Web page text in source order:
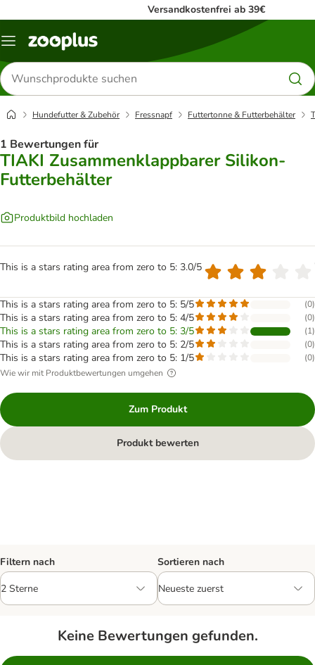
Versandkostenfrei ab 39€
Menü
Produkte
suchen
Hundefutter & Zubehör Fressnapf Futtertonne & Futterbehälter
1 Bewertungen für
TIAKI Zusammenklappbarer Silikon-
Futterbehälter
Produktbild hochladen
This is a stars rating area from zero to 5: 3.0/5
This is a stars rating area from zero to 5: 5/5 (0)
This is a stars rating area from zero to 5: 4/5 (0)
This is a stars rating area from zero to 5: 3/5 (1)
This is a stars rating area from zero to 5: 2/5 (0)
This is a stars rating area from zero to 5: 1/5 (0)
Wie wir mit Produktbewertungen umgehen
Zum Produkt
Produkt bewerten
Filtern nach Sortieren nach
Keine Bewertungen gefunden.